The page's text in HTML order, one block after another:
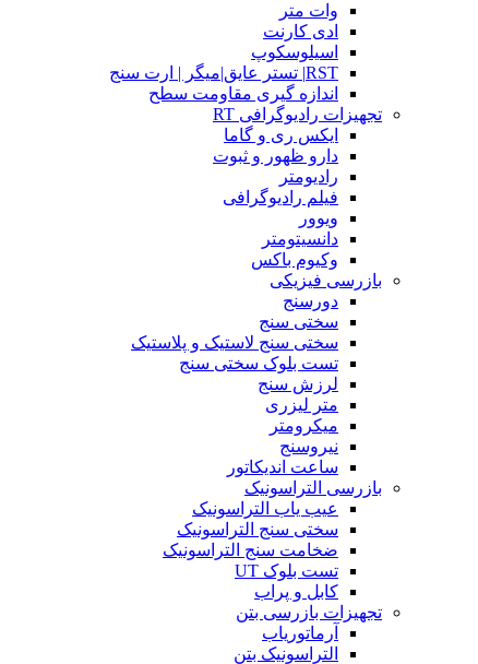
وات متر
ادی کارنت
اسیلوسکوپ
RST| تستر عایق|میگر | ارت سنج
اندازه گیری مقاومت سطح
تجهیزات رادیوگرافی RT
ایکس ری و گاما
دارو ظهور و ثبوت
رادیومتر
فیلم رادیوگرافی
ویوور
دانسیتومتر
وکیوم باکس
بازرسی فیزیکی
دورسنج
سختی سنج
سختی سنج لاستیک و پلاستیک
تست بلوک سختی سنج
لرزش سنج
متر لیزری
میکرومتر
نیروسنج
ساعت اندیکاتور
بازرسی التراسونیک
عیب یاب التراسونیک
سختی سنج التراسونیک
ضخامت سنج التراسونیک
تست بلوک UT
کابل و پراب
تجهیزات بازرسی بتن
آرماتوریاب
التراسونیک بتن